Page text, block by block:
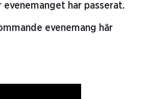
har passerat.
evenemang här